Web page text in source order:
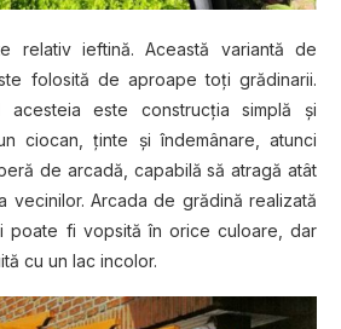
relativ ieftină. Această variantă de
folosită de aproape toţi grădinarii.
acesteia este construcţia simplă şi
ciocan, ţinte şi îndemânare, atunci
de arcadă, capabilă să atragă atât
vecinilor. Arcada de grădină realizată
poate fi vopsită în orice culoare, dar
cu un lac incolor.